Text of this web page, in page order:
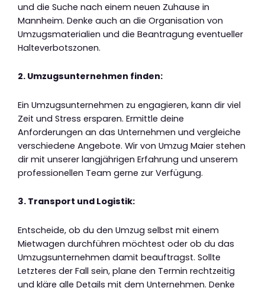
und die Suche nach einem neuen Zuhause in
Mannheim. Denke auch an die Organisation von
Umzugsmaterialien und die Beantragung eventueller
Halteverbotszonen.
2. Umzugsunternehmen finden:
Ein Umzugsunternehmen zu engagieren, kann dir viel
Zeit und Stress ersparen. Ermittle deine
Anforderungen an das Unternehmen und vergleiche
verschiedene Angebote. Wir von Umzug Maier stehen
dir mit unserer langjährigen Erfahrung und unserem
professionellen Team gerne zur Verfügung.
3. Transport und Logistik:
Entscheide, ob du den Umzug selbst mit einem
Mietwagen durchführen möchtest oder ob du das
Umzugsunternehmen damit beauftragst. Sollte
Letzteres der Fall sein, plane den Termin rechtzeitig
und kläre alle Details mit dem Unternehmen. Denke